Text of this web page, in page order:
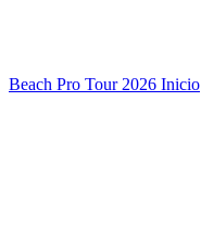
Beach Pro Tour 2026 Inicio